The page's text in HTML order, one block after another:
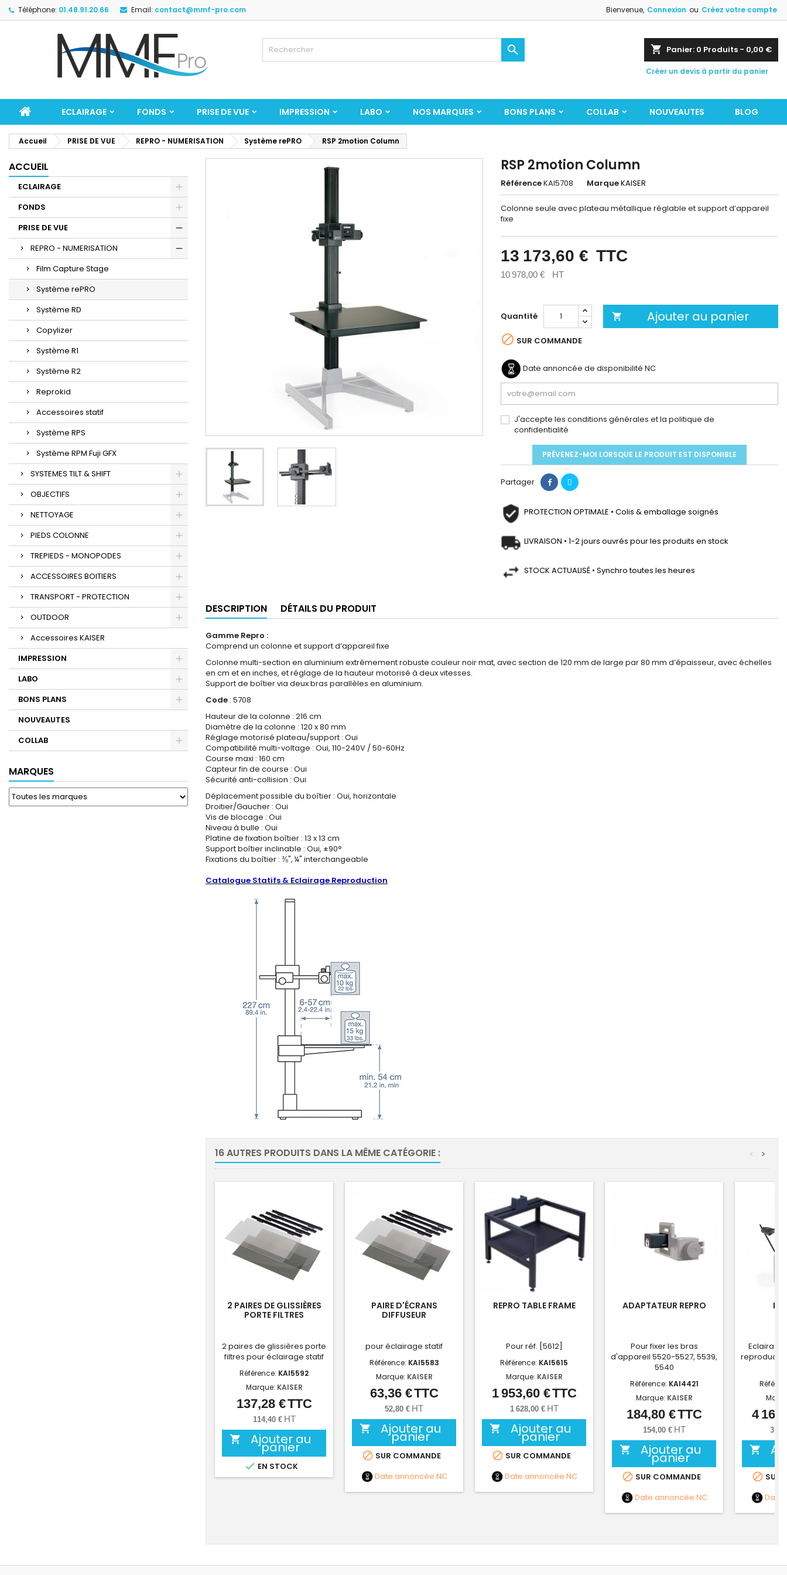
Téléphone: 01.48.91.20.66 Email: contact@mmf-pro.com Bienvenue, Connexion ou Créez votre compte
shopping_cart Panier: 0 Produits - 0,00 €
Créer un devis à partir du panier

ECLAIRAGE FONDS PRISE DE VUE IMPRESSION LABO NOS MARQUES BONS PLANS COLLAB NOUVEAUTES BLOG
Accueil PRISE DE VUE REPRO - NUMERISATION Système rePRO RSP 2motion Column
ACCUEIL
ECLAIRAGE
FONDS
PRISE DE VUE
REPRO - NUMERISATION
Film Capture Stage
Système rePRO
Système RD
Copylizer
Système R1
Système R2
Reprokid
Accessoires statif
Système RPS
Système RPM Fuji GFX
SYSTEMES TILT & SHIFT
OBJECTIFS
NETTOYAGE
PIEDS COLONNE
TREPIEDS - MONOPODES
ACCESSOIRES BOITIERS
TRANSPORT - PROTECTION
OUTDOOR
Accessoires KAISER
IMPRESSION
LABO
BONS PLANS
NOUVEAUTES
COLLAB
MARQUES
RSP 2motion Column
RéférenceKAI5708 MarqueKAISER
Colonne seule avec plateau métallique réglable et support d’appareil
fixe
13 173,60 € TTC
10 978,00 € HT
Quantité  Ajouter au panier
 SUR COMMANDE
Date annoncée de disponibilité NC
J'accepte les conditions générales et la politique de
confidentialité
PRÉVENEZ-MOI LORSQUE LE PRODUIT EST DISPONIBLE
Partager
PROTECTION OPTIMALE • Colis & emballage soignés
LIVRAISON • 1-2 jours ouvrés pour les produits en stock
STOCK ACTUALISÉ • Synchro toutes les heures
DESCRIPTION DÉTAILS DU PRODUIT
Gamme Repro :
Comprend un colonne et support d’appareil fixe
Colonne multi-section en aluminium extrêmement robuste couleur noir mat, avec section de 120 mm de large par 80 mm d’épaisseur, avec échelles
en cm et en inches, et réglage de la hauteur motorisé à deux vitesses.
Support de boîtier via deux bras parallèles en aluminium.
Code : 5708
Hauteur de la colonne : 216 cm
Diamètre de la colonne : 120 x 80 mm
Réglage motorisé plateau/support : Oui
Compatibilité multi-voltage : Oui, 110-240V / 50-60Hz
Course maxi : 160 cm
Capteur fin de course : Oui
Sécurité anti-collision : Oui
Déplacement possible du boîtier : Oui, horizontale
Droitier/Gaucher : Oui
Vis de blocage : Oui
Niveau à bulle : Oui
Platine de fixation boîtier : 13 x 13 cm
Support boîtier inclinable : Oui, ±90°
Fixations du boîtier : ⅜", ¼" interchangeable
Catalogue Statifs & Eclairage Reproduction
16 AUTRES PRODUITS DANS LA MÊME CATÉGORIE : >
<
2 PAIRES DE GLISSIÈRES
PORTE FILTRES
2 paires de glissières porte
filtres pour éclairage statif
Référence: KAI5592
Marque: KAISER
Prix
137,28 €TTC
114,40 € HT
 Ajouter au
panier
 EN STOCK
PAIRE D'ÉCRANS
DIFFUSEUR
pour éclairage statif
Référence: KAI5583
Marque: KAISER
Prix
63,36 €TTC
52,80 € HT
 Ajouter au
panier
 SUR COMMANDE
Date annoncée NC
REPRO TABLE FRAME
Pour réf. [5612]
Référence: KAI5615
Marque: KAISER
Prix
1 953,60 €TTC
1 628,00 € HT
 Ajouter au
panier
 SUR COMMANDE
Date annoncée NC
ADAPTATEUR REPRO
Pour fixer les bras
d'appareil 5520-5527, 5539,
5540
Référence: KAI4421
Marque: KAISER
Prix
184,80 €TTC
154,00 € HT
 Ajouter au
panier
 SUR COMMANDE
Date annoncée NC
Eclairage
4
3

 SUR
Date